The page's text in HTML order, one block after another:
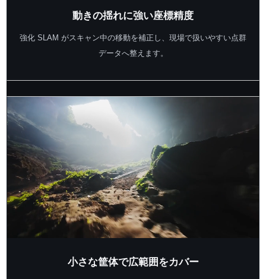
動きの揺れに強い座標精度
強化 SLAM がスキャン中の移動を補正し、現場で扱いやすい点群
データへ整えます。
小さな筐体で広範囲をカバー